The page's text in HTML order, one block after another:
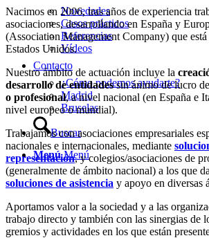
Novedades
Casos prácticos
Referencias
Vídeos
Contacto
¿Cómo podemos ayudarte?
Madrid
Bruselas
Buscar
Menú Menú
Nacimos en 2006, tras años de experiencia
asociaciones, desarrollando en España y
(Association Management Company) que
Estados Unidos.
Nuestro ámbito de actuación incluye la
desarrollo de entidadessin ánimo de lucro
o profesional, a nivel nacional (en España e
nivel europeo o mundial).
Trabajamos con asociaciones empresariales
nacionales e internacionales, mediante
representación, y colegios/asociaciones de
(generalmente de ámbito nacional) a los que
soluciones de asistencia y apoyo en diversas
Aportamos valor a la sociedad y a las
trabajo directo y también con las sinergias de
gremios y actividades en los que están